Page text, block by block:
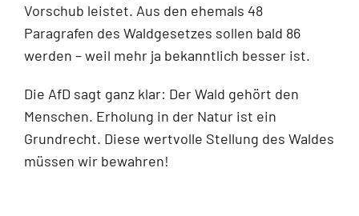
Vorschub leistet. Aus den ehemals 48
Paragrafen des Waldgesetzes sollen bald 86
werden – weil mehr ja bekanntlich besser ist.
Die AfD sagt ganz klar: Der Wald gehört den
Menschen. Erholung in der Natur ist ein
Grundrecht. Diese wertvolle Stellung des Waldes
müssen wir bewahren!